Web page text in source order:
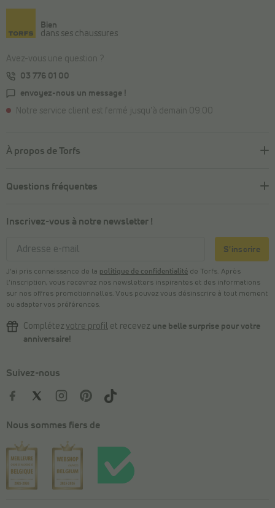
Bien
dans ses chaussures
Avez-vous une question ?
03 776 01 00
envoyez-nous un message !
Notre service client est fermé jusqu'à demain 09:00
À propos de Torfs
Questions fréquentes
Inscrivez-vous à notre newsletter !
S'inscrire
J’ai pris connaissance de la politique de confidentialité de Torfs. Après
l’inscription, vous recevrez nos newsletters inspirantes et des informations
sur nos offres promotionnelles. Vous pouvez vous désinscrire à tout moment
ou adapter vos préférences.
Complétez votre profil et recevez une belle surprise pour votre
anniversaire!
Suivez-nous
Nous sommes fiers de